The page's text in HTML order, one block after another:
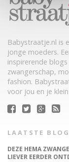
Babystraatje.nl is
jonge moeders.
inspirerende
zwangerschap,
fashion.
voor jou en je
LAATSTE
DEZE HEMA
LIEVER EERDER